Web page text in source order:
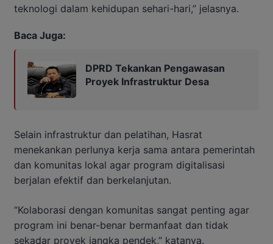
teknologi dalam kehidupan sehari-hari,” jelasnya.
Baca Juga:
DPRD Tekankan Pengawasan
Proyek Infrastruktur Desa
Selain infrastruktur dan pelatihan, Hasrat
menekankan perlunya kerja sama antara pemerintah
dan komunitas lokal agar program digitalisasi
berjalan efektif dan berkelanjutan.
“Kolaborasi dengan komunitas sangat penting agar
program ini benar-benar bermanfaat dan tidak
sekadar proyek jangka pendek,” katanya.